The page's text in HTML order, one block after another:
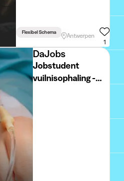
Flexibel Schema
Antwerpen
1
DaJobs
Jobstudent
vuilnisophaling -